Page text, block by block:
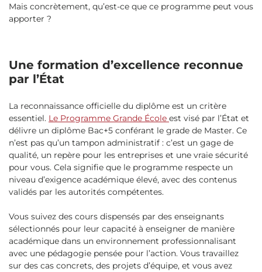
Mais concrètement, qu’est-ce que ce programme peut vous
apporter ?
Une formation d’excellence reconnue
par l’État
La reconnaissance officielle du diplôme est un critère
essentiel. Le Programme Grande École est visé par l’État et
délivre un diplôme Bac+5 conférant le grade de Master. Ce
n’est pas qu’un tampon administratif : c’est un gage de
qualité, un repère pour les entreprises et une vraie sécurité
pour vous. Cela signifie que le programme respecte un
niveau d’exigence académique élevé, avec des contenus
validés par les autorités compétentes.
Vous suivez des cours dispensés par des enseignants
sélectionnés pour leur capacité à enseigner de manière
académique dans un environnement professionnalisant
avec une pédagogie pensée pour l’action. Vous travaillez
sur des cas concrets, des projets d’équipe, et vous avez